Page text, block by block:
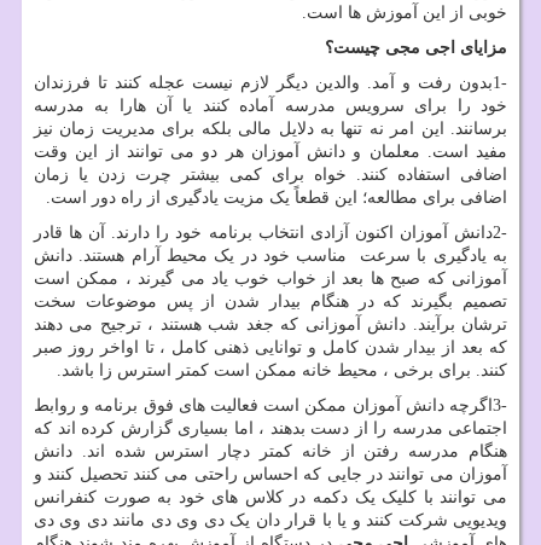
خوبی از این آموزش ها است.
مزایای اجی مجی چیست؟
1-بدون رفت و آمد. والدین دیگر لازم نیست عجله کنند تا فرزندان
خود را برای سرویس مدرسه آماده کنند یا آن هارا به مدرسه
برسانند. این امر نه تنها به دلایل مالی بلکه برای مدیریت زمان نیز
مفید است. معلمان و دانش آموزان هر دو می توانند از این وقت
اضافی استفاده کنند. خواه برای کمی بیشتر چرت زدن یا زمان
اضافی برای مطالعه؛ این قطعاً یک مزیت یادگیری از راه دور است.
2-دانش آموزان اکنون آزادی انتخاب برنامه خود را دارند. آن ها قادر
به یادگیری با سرعت مناسب خود در یک محیط آرام هستند. دانش
آموزانی که صبح ها بعد از خواب خوب یاد می گیرند ، ممکن است
تصمیم بگیرند که در هنگام بیدار شدن از پس موضوعات سخت
ترشان برآیند. دانش آموزانی که جغد شب هستند ، ترجیح می دهند
که بعد از بیدار شدن کامل و توانایی ذهنی کامل ، تا اواخر روز صبر
کنند. برای برخی ، محیط خانه ممکن است کمتر استرس زا باشد.
3- اگرچه دانش آموزان ممکن است فعالیت های فوق برنامه و روابط
اجتماعی مدرسه را از دست بدهند ، اما بسیاری گزارش کرده اند که
هنگام مدرسه رفتن از خانه کمتر دچار استرس شده اند. دانش
آموزان می توانند در جایی که احساس راحتی می کنند تحصیل کنند و
می توانند با کلیک یک دکمه در کلاس های خود به صورت کنفرانس
ویدیویی شرکت کنند و یا با قرار دان یک دی وی دی مانند دی وی دی